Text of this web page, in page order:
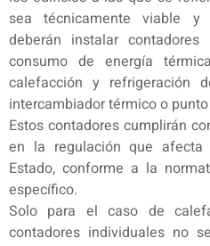
sea técnicamente viable y
deberán instalar
consumo de energía
calefacción y refrigeración
intercambiador térmico o
Estos contadores cumplirán
en la regulación que
Estado, conforme a la
específico.
Solo para el caso de
contadores individuales no